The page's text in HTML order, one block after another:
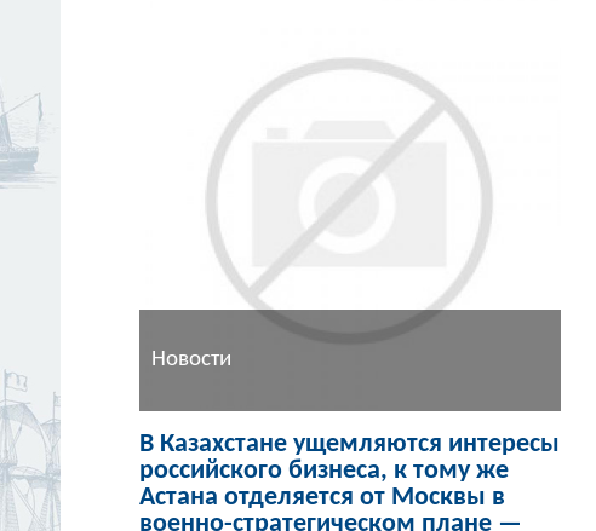
Новости
В Казахстане ущемляются интересы
российского бизнеса, к тому же
Астана отделяется от Москвы в
военно-стратегическом плане —